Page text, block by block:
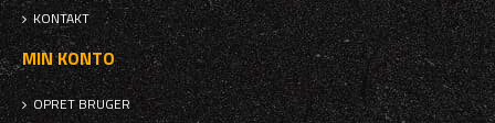
KONTAKT
MIN KONTO
OPRET BRUGER